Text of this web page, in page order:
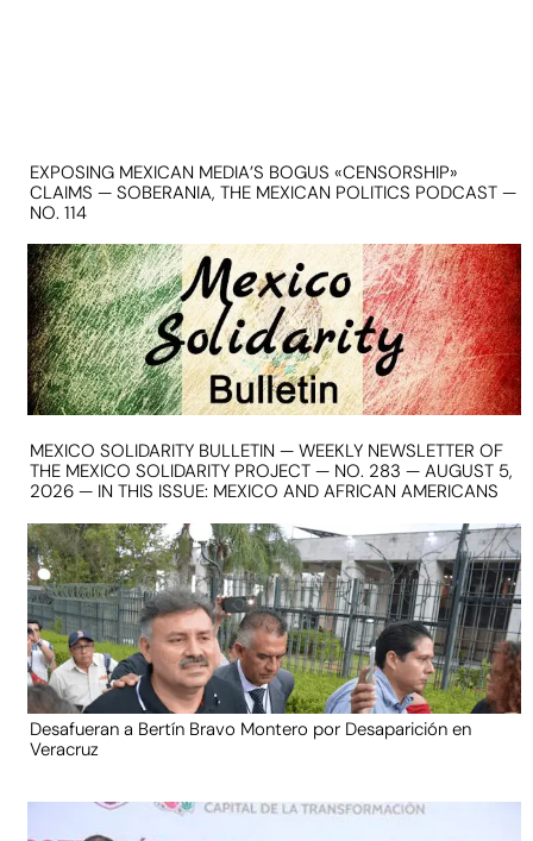
EXPOSING MEXICAN MEDIA’S BOGUS «CENSORSHIP»
CLAIMS — SOBERANIA, THE MEXICAN POLITICS PODCAST —
NO. 114
MEXICO SOLIDARITY BULLETIN — WEEKLY NEWSLETTER OF
THE MEXICO SOLIDARITY PROJECT — NO. 283 — AUGUST 5,
2026 — IN THIS ISSUE: MEXICO AND AFRICAN AMERICANS
Desafueran a Bertín Bravo Montero por Desaparición en
Veracruz